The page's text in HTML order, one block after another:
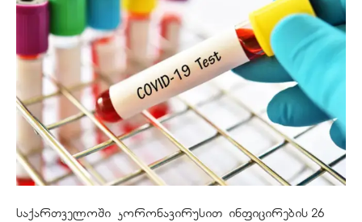
საქართველოში კორონავირუსით ინფიცირების 26